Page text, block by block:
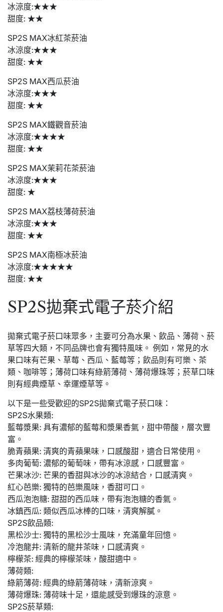
冰涼度:★★★
甜度: ★★
SP2S MAX冰紅茶菸油
冰涼度:★★★
甜度: ★★
SP2S MAX西瓜菸油
冰涼度:★★★
甜度: ★★
SP2S MAX鐵觀音菸油
冰涼度:★★★★
甜度: ★★
SP2S MAX茉莉花茶菸油
冰涼度:★★★
甜度: ★
SP2S MAX荔枝薄荷菸油
冰涼度:★★★
甜度: ★★
SP2S MAX南極冰菸油
冰涼度:★★★★★
甜度: ★★
SP2S拋棄式電子菸介紹
拋棄式電子菸口味眾多，主要可分為水果、飲品、薄荷、菸
草等四大類，不同品牌也會有獨特風味。 例如，常見的水
果口味有芒果、草莓、西瓜、藍莓等；飲品則有可樂、茶
類、咖啡等；薄荷口味有綠箭薄荷、薄荷爆珠等；菸草口味
則有經典煙草、幸運煙草等。
以下是一些受歡迎的SP2S拋棄式電子菸口味：
SP2S水果類:
藍莓漿果: 具有濃郁的藍莓和漿果香氣，甜中帶酸，層次豐
富。
脆青蘋果: 清爽的青蘋果味，口感酸甜，適合日常使用。
多肉葡萄: 濃郁的葡萄味，帶有冰涼感，口感豐富。
芒果冰沙: 芒果的香甜與冰沙的冰涼結合，口感清爽。
紅心芭樂: 獨特的芭樂風味，香甜可口。
西瓜泡泡糖: 甜甜的西瓜味，帶有泡泡糖的香氣。
冰鎮西瓜: 類似西瓜冰棒的口味，清爽解膩。
SP2S飲品類:
黑松沙士: 獨特的黑松沙士風味，充滿童年回憶。
冷泡龍井: 清新的龍井茶味，口感清爽。
檸檬茶: 經典的檸檬茶味，酸甜適中。
薄荷類:
綠箭薄荷: 經典的綠箭薄荷味，清新涼爽。
薄荷爆珠: 薄荷味十足，還能感受到爆珠的涼意。
SP2S菸草類: